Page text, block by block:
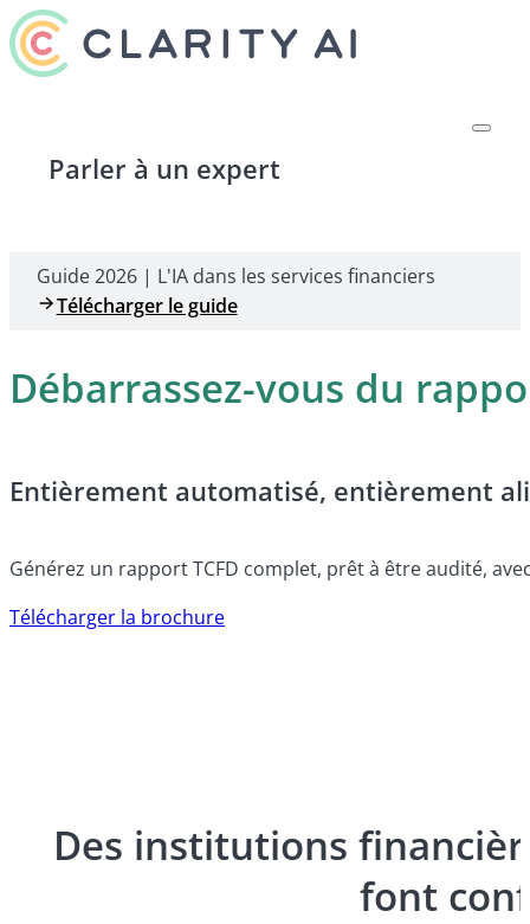
Parler à un expert
Guide 2026 | L'IA dans les services financiers
Télécharger le guide
Débarrassez-vous du
Entièrement automatisé, entièrement
Générez un rapport TCFD complet, prêt à être audité,
Télécharger la brochure
Des institutions
font